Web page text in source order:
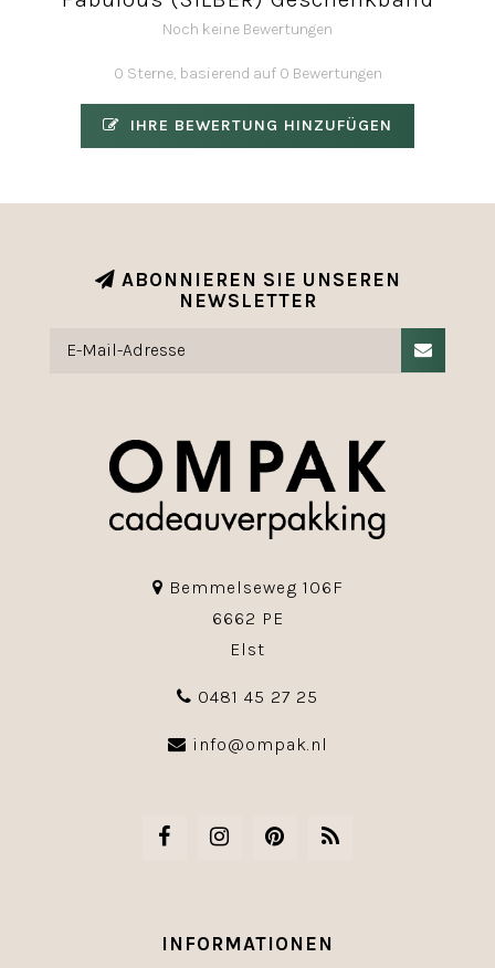
Noch keine Bewertungen
0 Sterne, basierend auf 0 Bewertungen
IHRE BEWERTUNG HINZUFÜGEN
ABONNIEREN SIE UNSEREN
NEWSLETTER
Bemmelseweg 106F
6662 PE
Elst
0481 45 27 25
info@ompak.nl
INFORMATIONEN